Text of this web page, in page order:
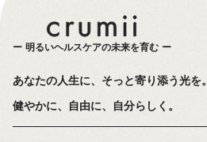
明るいヘルスケアの未来を育む
あなたの人生に、そっと寄り添う光を。
健やかに、自由に、自分らしく。